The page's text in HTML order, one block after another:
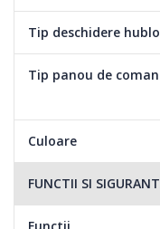
Lingerie, Soft Toys,
AddGarment
articol de care ati uitat
selectat. Daca nivelul
uitate si sa apesi
Tip deschidere
Tip panou de
Culoare
FUNCTII SI